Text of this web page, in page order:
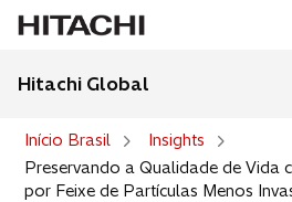
Hitachi Global
Início Brasil
Insights
Preservando a Qualidade de Vida
por Feixe de Partículas Menos